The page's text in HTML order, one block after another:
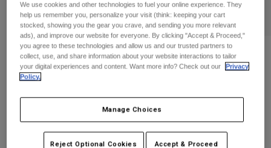
Skydd
Goggles
Goggles
Strumpor
Väskor & tillbehör
Spare parts
Hoodies och pullovers
Jackor
Byxor & Shorts
Shirts
Hjälmar
Jerseys
Pants
Botas
Skydd
Goggles
Recensioner
Flexair Pants
Price reduced from
1.749 krto1.224,3 kr 30% OFF
We use cookies and other technologies to fuel your online experience. They
help us remember you, personalize your visit (think: keeping your cart
stocked, showing you the gear you crave, and sending you more relevant
ads), and improve our website for everyone. By clicking "Accept & Proceed,"
you agree to these technologies and allow us and our trusted partners to
collect, use, and share information about your website interactions to tailor
your digital experiences and content. Want more info? Check out our
Privacy
Policy.
Manage Choices
Reject Optional Cookies Accept & Proceed